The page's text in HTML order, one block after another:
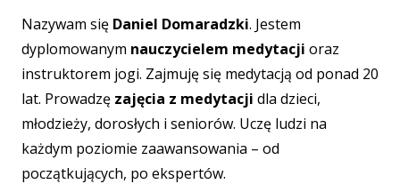
Nazywam się Daniel Domaradzki. Jestem
dyplomowanym nauczycielem medytacji oraz
instruktorem jogi. Zajmuję się medytacją od ponad 20
lat. Prowadzę zajęcia z medytacji dla dzieci,
młodzieży, dorosłych i seniorów. Uczę ludzi na
każdym poziomie zaawansowania – od
początkujących, po ekspertów.